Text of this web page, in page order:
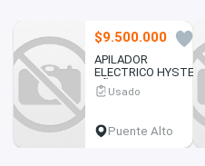
$9.500.000
APILADOR
ELECTRICO HYSTER,
AÑO 2017, 2.836
HORAS, MUY
Usado
Puente Alto